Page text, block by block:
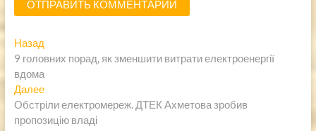
Навигация
по
записям
НазадПредыдущая
запись:
9 головних порад, як зменшити витрати електроенергії
вдома
ДалееСледующая
запись:
Обстріли електромереж. ​ДТЕК Ахметова зробив
пропозицію владі